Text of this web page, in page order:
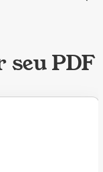
seu PDF